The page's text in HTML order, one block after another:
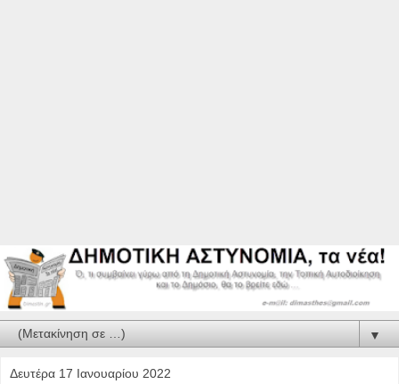
▼
Δευτέρα 17 Ιανουαρίου 2022